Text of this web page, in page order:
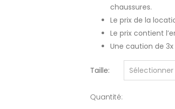
chaussures.
Le prix de la
Le prix contient
Une caution de
Taille
Quantité:
quantité